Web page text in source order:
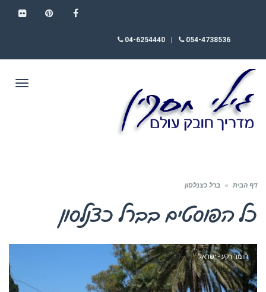
054-4738536
04-6254440
דף הבית » ברל כצנלסון
כל הפוסטים בברל כצנלסון
חומר רקע - ישראל